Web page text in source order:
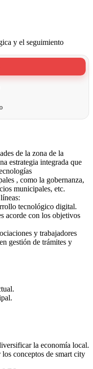
y el seguimiento
de la zona de la
estrategia integrada que
, como la gobernanza,
municipales, etc.
tecnológico digital.
acorde con los objetivos
y trabajadores
gestión de trámites y
la economía local.
conceptos de smart city